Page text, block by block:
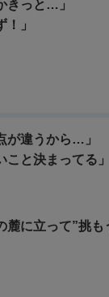
きっと…」
」
が違うから…」
こと決まってる」
麓に立って”挑